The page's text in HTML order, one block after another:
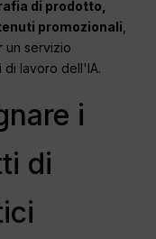
di prodotto,
promozionali
un servizio
di lavoro dell'IA.
i
di